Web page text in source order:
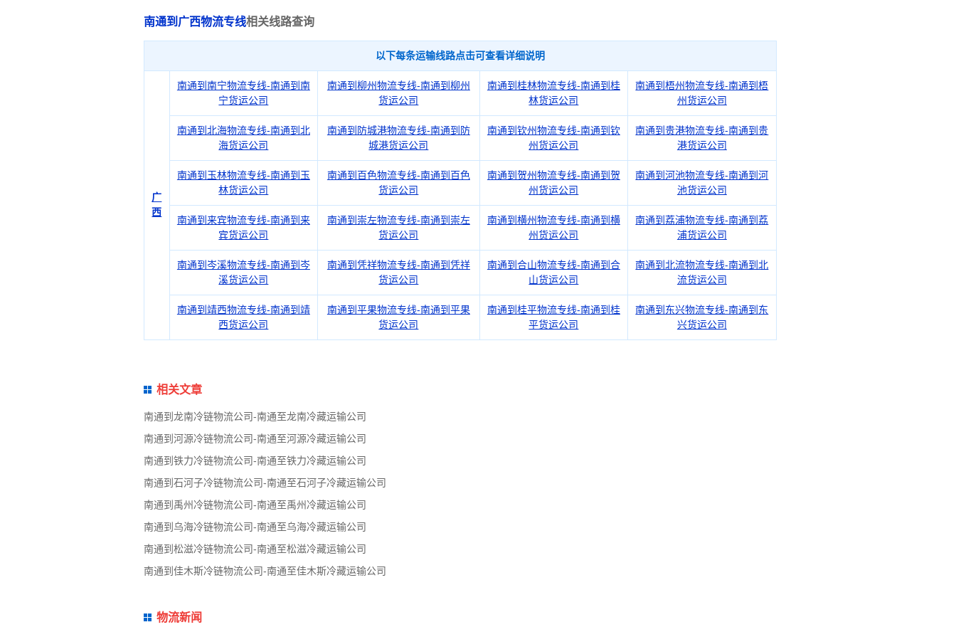
南通到广西物流专线相关线路查询
以下每条运输线路点击可查看详细说明
广
西
南通到南宁物流专线-南通到南
宁货运公司
南通到柳州物流专线-南通到柳州
货运公司
南通到桂林物流专线-南通到桂
林货运公司
南通到梧州物流专线-南通到梧
州货运公司
南通到北海物流专线-南通到北
海货运公司
南通到防城港物流专线-南通到防
城港货运公司
南通到钦州物流专线-南通到钦
州货运公司
南通到贵港物流专线-南通到贵
港货运公司
南通到玉林物流专线-南通到玉
林货运公司
南通到百色物流专线-南通到百色
货运公司
南通到贺州物流专线-南通到贺
州货运公司
南通到河池物流专线-南通到河
池货运公司
南通到来宾物流专线-南通到来
宾货运公司
南通到崇左物流专线-南通到崇左
货运公司
南通到横州物流专线-南通到横
州货运公司
南通到荔浦物流专线-南通到荔
浦货运公司
南通到岑溪物流专线-南通到岑
溪货运公司
南通到凭祥物流专线-南通到凭祥
货运公司
南通到合山物流专线-南通到合
山货运公司
南通到北流物流专线-南通到北
流货运公司
南通到靖西物流专线-南通到靖
西货运公司
南通到平果物流专线-南通到平果
货运公司
南通到桂平物流专线-南通到桂
平货运公司
南通到东兴物流专线-南通到东
兴货运公司
相关文章
南通到龙南冷链物流公司-南通至龙南冷藏运输公司
南通到河源冷链物流公司-南通至河源冷藏运输公司
南通到铁力冷链物流公司-南通至铁力冷藏运输公司
南通到石河子冷链物流公司-南通至石河子冷藏运输公司
南通到禹州冷链物流公司-南通至禹州冷藏运输公司
南通到乌海冷链物流公司-南通至乌海冷藏运输公司
南通到松滋冷链物流公司-南通至松滋冷藏运输公司
南通到佳木斯冷链物流公司-南通至佳木斯冷藏运输公司
物流新闻